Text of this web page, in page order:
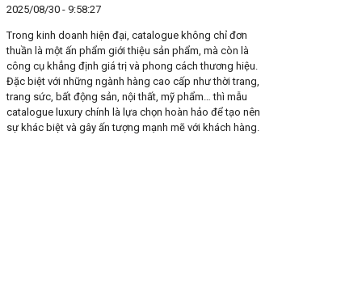
2025/08/30 - 9:58:27
Trong kinh doanh hiện đại, catalogue không chỉ đơn
thuần là một ấn phẩm giới thiệu sản phẩm, mà còn là
công cụ khẳng định giá trị và phong cách thương hiệu.
Đặc biệt với những ngành hàng cao cấp như thời trang,
trang sức, bất động sản, nội thất, mỹ phẩm… thì mẫu
catalogue luxury chính là lựa chọn hoàn hảo để tạo nên
sự khác biệt và gây ấn tượng mạnh mẽ với khách hàng.